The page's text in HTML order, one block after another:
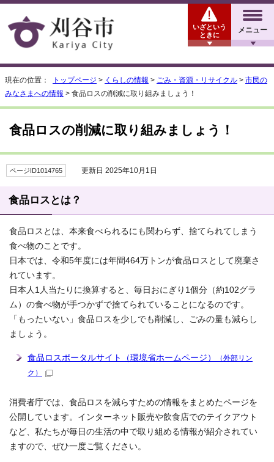
メニュー
いざという
ときに
現在の位置： トップページ > くらしの情報 > ごみ・資源・リサイクル > 市民の
みなさまへの情報 > 食品ロスの削減に取り組みましょう！
食品ロスの削減に取り組みましょう！
ページID1014765 更新日 2025年10月1日
食品ロスとは？
食品ロスとは、本来食べられるにも関わらず、捨てられてしまう
食べ物のことです。
日本では、令和5年度には年間464万トンが食品ロスとして廃棄さ
れています。
日本人1人当たりに換算すると、毎日おにぎり1個分（約102グラ
ム）の食べ物が手つかずで捨てられていることになるのです。
「もったいない」食品ロスを少しでも削減し、ごみの量も減らし
ましょう。
食品ロスポータルサイト（環境省ホームページ）
（外部リン
ク）
消費者庁では、食品ロスを減らすための情報をまとめたページを
公開しています。インターネット販売や飲食店でのテイクアウト
など、私たちが毎日の生活の中で取り組める情報が紹介されてい
ますので、ぜひ一度ご覧ください。